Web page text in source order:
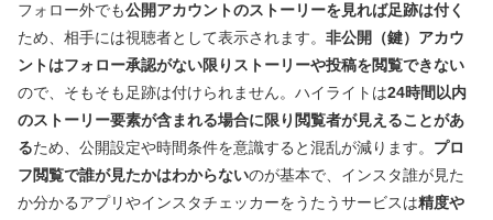
フォロー外でも公開アカウントのストーリーを見れば足跡は付く
ため、相手には視聴者として表示されます。 非公開（鍵）アカウ
ントはフォロー承認がない限りストーリーや投稿を閲覧できない
ので、そもそも足跡は付けられません。ハイライトは24時間以内
のストーリー要素が含まれる場合に限り閲覧者が見えることがあ
るため、公開設定や時間条件を意識すると混乱が減ります。 プロ
フ閲覧で誰が見たかはわからないのが基本で、インスタ誰が見た
か分かるアプリやインスタチェッカーをうたうサービスは精度や